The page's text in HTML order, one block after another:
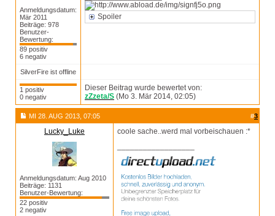
Anmeldungsdatum:
Mär 2011
Beiträge: 978
Benutzer-
Bewertung:
89 positiv
6 negativ
Spoiler
SilverFire ist offline
1 positiv
0 negativ
Dieser Beitrag wurde bewertet von:
zZzeta/S (Mo 3. Mär 2014, 02:05)
MI 28. AUG 2013, 07:05 #3
Lucky_Luke
Anmeldungsdatum: Aug 2010
Beiträge: 1131
Benutzer-Bewertung:
22 positiv
2 negativ
coole sache..werd mal vorbeischauen :*